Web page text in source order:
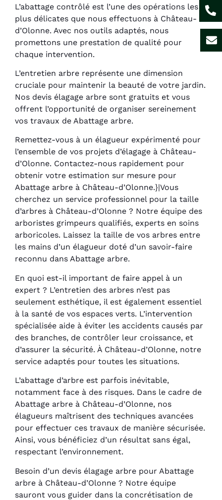
L’abattage contrôlé est l’une des opérations les
plus délicates que nous effectuons à Château-
d’Olonne. Avec nos outils adaptés, nous
promettons une prestation de qualité pour
chaque intervention.
L’entretien arbre représente une dimension
cruciale pour maintenir la beauté de votre jardin.
Nos devis élagage arbre sont gratuits et vous
offrent l’opportunité de organiser sereinement
vos travaux de Abattage arbre.
Remettez-vous à un élagueur expérimenté pour
l’ensemble de vos projets d’élagage à Château-
d’Olonne. Contactez-nous rapidement pour
obtenir votre estimation sur mesure pour
Abattage arbre à Château-d’Olonne.}|Vous
cherchez un service professionnel pour la taille
d’arbres à Château-d’Olonne ? Notre équipe des
arboristes grimpeurs qualifiés, experts en soins
arboricoles. Laissez la taille de vos arbres entre
les mains d’un élagueur doté d’un savoir-faire
reconnu dans Abattage arbre.
En quoi est-il important de faire appel à un
expert ? L’entretien des arbres n’est pas
seulement esthétique, il est également essentiel
à la santé de vos espaces verts. L’intervention
spécialisée aide à éviter les accidents causés par
des branches, de contrôler leur croissance, et
d’assurer la sécurité. À Château-d’Olonne, notre
service adaptés pour toutes les situations.
L’abattage d’arbre est parfois inévitable,
notamment face à des risques. Dans le cadre de
Abattage arbre à Château-d’Olonne, nos
élagueurs maîtrisent des techniques avancées
pour effectuer ces travaux de manière sécurisée.
Ainsi, vous bénéficiez d’un résultat sans égal,
respectant l’environnement.
Besoin d’un devis élagage arbre pour Abattage
arbre à Château-d’Olonne ? Notre équipe
sauront vous guider dans la concrétisation de